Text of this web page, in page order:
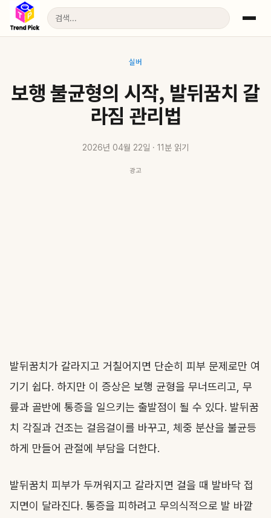
실버
보행 불균형의 시작, 발뒤꿈치 갈
라짐 관리법
2026년 04월 22일 · 11분 읽기
광고
발뒤꿈치가 갈라지고 거칠어지면 단순히 피부 문제로만 여
기기 쉽다. 하지만 이 증상은 보행 균형을 무너뜨리고, 무
릎과 골반에 통증을 일으키는 출발점이 될 수 있다. 발뒤꿈
치 각질과 건조는 걸음걸이를 바꾸고, 체중 분산을 불균등
하게 만들어 관절에 부담을 더한다.
발뒤꿈치 피부가 두꺼워지고 갈라지면 걸을 때 발바닥 접
지면이 달라진다. 통증을 피하려고 무의식적으로 발 바깥